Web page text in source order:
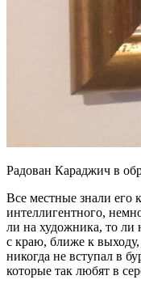
Радован Караджич в
Все местные знали его
интеллигентного,
ли на художника, то ли
с краю, ближе к
никогда не вступал в
которые так любят в